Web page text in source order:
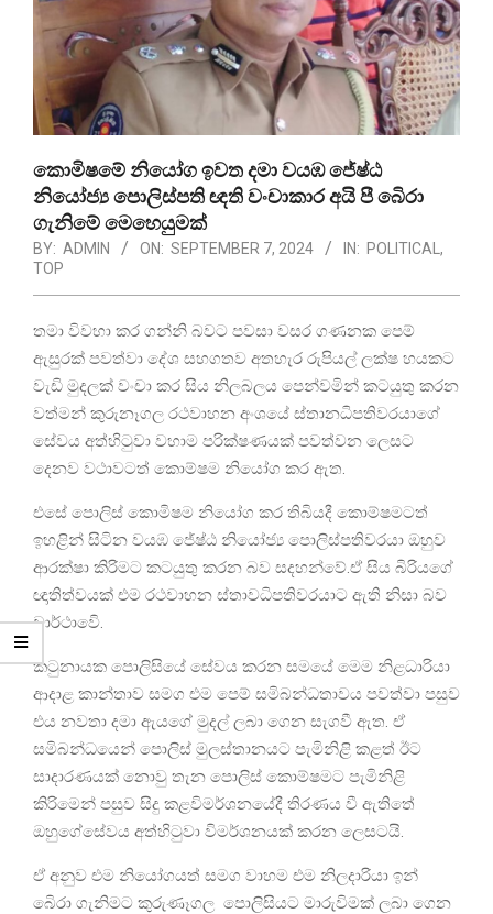
කොමිෂමේ නියෝග ඉවත දමා වයඹ ජේෂ්ඨ
නියෝජ්‍ය පොලිස්පති ඥති වංචාකාර අයි පී බෙිරා
ගැනිමේ මෙහෙයුමක්
BY: ADMIN ON: SEPTEMBER 7, 2024 IN: POLITICAL ,
TOP
තමා විවහා කර ගන්නි බවට පවසා වසර ගණනක පෙම්
ඇසුරක් පවත්වා දේශ සහගතව අතහැර රුපියල් ලක්ෂ හයකට
වැඩි මුදලක් වංචා කර සිය නිලබලය පෙන්වමින් කටයුතු කරන
වත්මන් කුරුනෑගල රථවාහන අංශයේ ස්තානධිපතිවරයාගේ
සේවය අත්හිටුවා වහාම පරික්ෂණයක් පවත්වන ලෙසට
දෙනව වථාවටත් කොම්ෂම නියෝග කර ඇත.
එසේ පොලිස් කොමිෂම නියෝග කර තිබියදී කොම්ෂමටත්
ඉහළින් සිටින වයඹ ජේෂ්ඨ නියෝජ්‍ය පොලිස්පතිවරයා ඔහුව
ආරක්ෂා කිරිමට කටයුතු කරන බව සදහන්වේ.ඒ සිය බිරියගේ
ඥාතිත්වයක් එම රථවාහන ස්තාවධිපතිවරයාට ඇති නිසා බව
වාර්ථාවෙි.
කටුනායක පොලිසියේ සේවය කරන සමයේ මෙම නිළධාරියා
ආදාළ කාන්තාව සමග එම පෙම් සමිබන්ධතාවය පවත්වා පසුව
එය නවතා දමා ඇයගේ මුදල් ලබා ගෙන සැගවී ඇත. ඒ
සමිබන්ධයෙන් පොලිස් මුලස්තානයට පැමිනිළි කළත් ඊට
සාදාරණයක් නොවු තැන පොලිස් කොම්ෂමට පැමිනිළි
කිරිමෙන් පසුව සිදු කළවිමර්ශනයේදී තිරණය වී ඇතිතේ
ඔහුගේසේවය අත්හිටුවා විමර්ශනයක් කරන ලෙසටයි.
ඒ අනුව එම නියෝගයත් සමග වාහම එම නිලදාරියා ඉන්
බෙිරා ගැනිමට කුරුණෑගල පොලිසියට මාරුවිමක් ලබා ගෙන